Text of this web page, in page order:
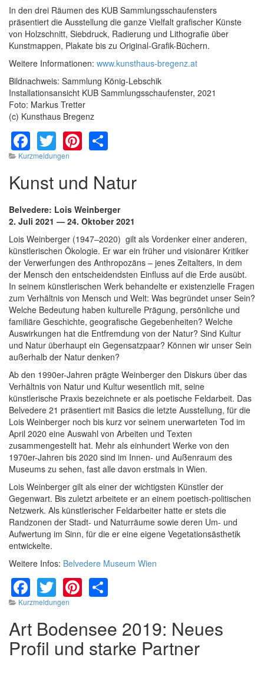
In den drei Räumen des KUB Sammlungsschaufensters
präsentiert die Ausstellung die ganze Vielfalt grafischer Künste
von Holzschnitt, Siebdruck, Radierung und Lithografie über
Kunstmappen, Plakate bis zu Original-Grafik-Büchern.
Weitere Informationen: www.kunsthaus-bregenz.at
Bildnachweis: Sammlung König-Lebschik
Installationsansicht KUB Sammlungsschaufenster, 2021
Foto: Markus Tretter
(c) Kunsthaus Bregenz
Facebook
TwitterPinterest
Kurzmeldungen
Kunst und Natur
Belvedere: Lois Weinberger
2. Juli 2021 — 24. Oktober 2021
Lois Weinberger (1947‒2020) gilt als Vordenker einer anderen,
künstlerischen Ökologie. Er war ein früher und visionärer Kritiker
der Verwerfungen des Anthropozäns – jenes Zeitalters, in dem
der Mensch den entscheidendsten Einfluss auf die Erde ausübt.
In seinem künstlerischen Werk behandelte er existenzielle Fragen
zum Verhältnis von Mensch und Welt: Was begründet unser Sein?
Welche Bedeutung haben kulturelle Prägung, persönliche und
familiäre Geschichte, geografische Gegebenheiten? Welche
Auswirkungen hat die Entfremdung von der Natur? Sind Kultur
und Natur überhaupt ein Gegensatzpaar? Können wir unser Sein
außerhalb der Natur denken?
Ab den 1990er-Jahren prägte Weinberger den Diskurs über das
Verhältnis von Natur und Kultur wesentlich mit, seine
künstlerische Praxis bezeichnete er als poetische Feldarbeit. Das
Belvedere 21 präsentiert mit Basics die letzte Ausstellung, für die
Lois Weinberger noch bis kurz vor seinem unerwarteten Tod im
April 2020 eine Auswahl von Arbeiten und Texten
zusammengestellt hat. Mehr als einhundert Werke von den
1970er-Jahren bis 2020 sind im Innen- und Außenraum des
Museums zu sehen, fast alle davon erstmals in Wien.
Lois Weinberger gilt als einer der wichtigsten Künstler der
Gegenwart. Bis zuletzt arbeitete er an einem poetisch-politischen
Netzwerk. Als künstlerischer Feldarbeiter hatte er stets die
Randzonen der Stadt- und Naturräume sowie deren Um- und
Aufwertung im Sinn, für die er eine eigene Vegetationsästhetik
entwickelte.
Weitere Infos: Belvedere Museum Wien
Facebook
TwitterPinterest
Kurzmeldungen
Art Bodensee 2019: Neues
Profil und starke Partner